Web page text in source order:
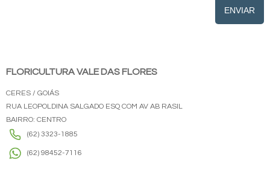
ENVIAR
FLORICULTURA VALE DAS FLORES
CERES / GOIÁS
RUA LEOPOLDINA SALGADO ESQ COM AV AB RASIL
BAIRRO: CENTRO
(62) 3323-1885
(62) 98452-7116